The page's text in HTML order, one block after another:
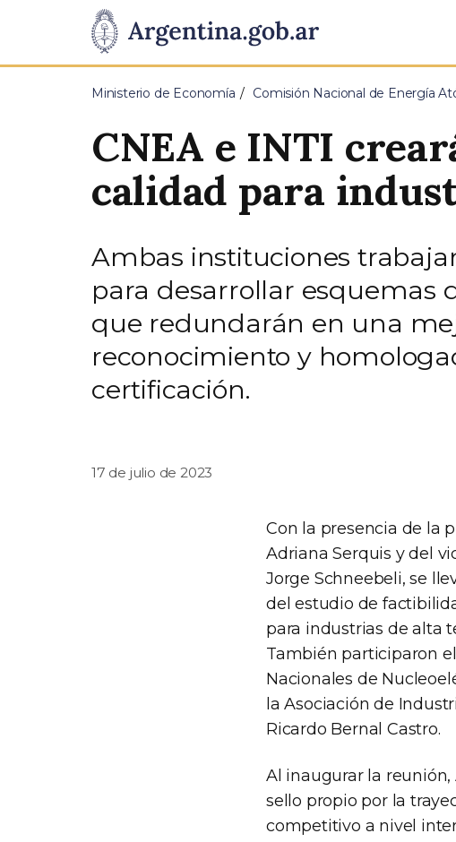
Presidencia
de
Pasar al contenido principal
Ministerio de Economía Comisión Nacional de Energía
CNEA e INTI
calidad para
Ambas instituciones
para desarrollar esquemas
que redundarán en una
reconocimiento y
certificación.
17 de julio de 2023
Con la presencia de la
Adriana Serquis y del
Jorge Schneebeli, se
del estudio de
para industrias de alta
También participaron
Nacionales de
la Asociación de
Ricardo Bernal Castro.
Al inaugurar la
sello propio por la
competitivo a nivel